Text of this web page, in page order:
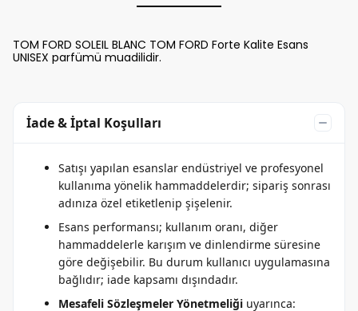
TOM FORD SOLEIL BLANC TOM FORD Forte Kalite Esans
UNISEX parfümü muadilidir.
İade & İptal Koşulları
Satışı yapılan esanslar endüstriyel ve profesyonel
kullanıma yönelik hammaddelerdir; sipariş sonrası
adınıza özel etiketlenip şişelenir.
Esans performansı; kullanım oranı, diğer
hammaddelerle karışım ve dinlendirme süresine
göre değişebilir. Bu durum kullanıcı uygulamasına
bağlıdır; iade kapsamı dışındadır.
Mesafeli Sözleşmeler Yönetmeliği uyarınca: